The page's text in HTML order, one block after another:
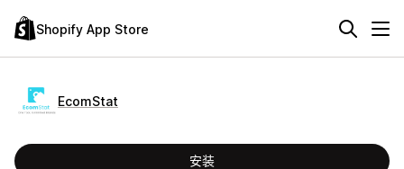
Shopify App Store
EcomStat
安装